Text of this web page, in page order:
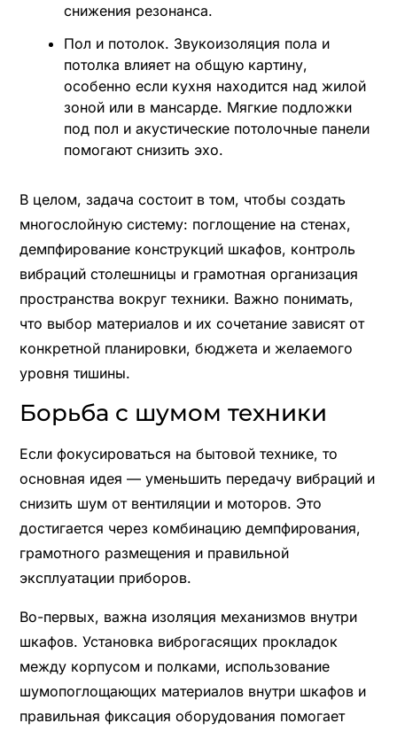
снижения резонанса.
Пол и потолок. Звукоизоляция пола и
потолка влияет на общую картину,
особенно если кухня находится над жилой
зоной или в мансарде. Мягкие подложки
под пол и акустические потолочные панели
помогают снизить эхо.
В целом, задача состоит в том, чтобы создать
многослойную систему: поглощение на стенах,
демпфирование конструкций шкафов, контроль
вибраций столешницы и грамотная организация
пространства вокруг техники. Важно понимать,
что выбор материалов и их сочетание зависят от
конкретной планировки, бюджета и желаемого
уровня тишины.
Борьба с шумом техники
Если фокусироваться на бытовой технике, то
основная идея — уменьшить передачу вибраций и
снизить шум от вентиляции и моторов. Это
достигается через комбинацию демпфирования,
грамотного размещения и правильной
эксплуатации приборов.
Во-первых, важна изоляция механизмов внутри
шкафов. Установка виброгасящих прокладок
между корпусом и полками, использование
шумопоглощающих материалов внутри шкафов и
правильная фиксация оборудования помогает